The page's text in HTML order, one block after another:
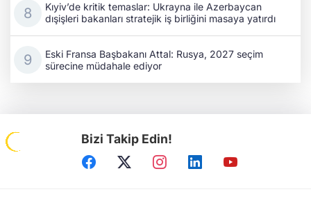
Kıyiv’de kritik temaslar: Ukrayna ile Azerbaycan
dışişleri bakanları stratejik iş birliğini masaya yatırdı
Eski Fransa Başbakanı Attal: Rusya, 2027 seçim
sürecine müdahale ediyor
Bizi Takip Edin!